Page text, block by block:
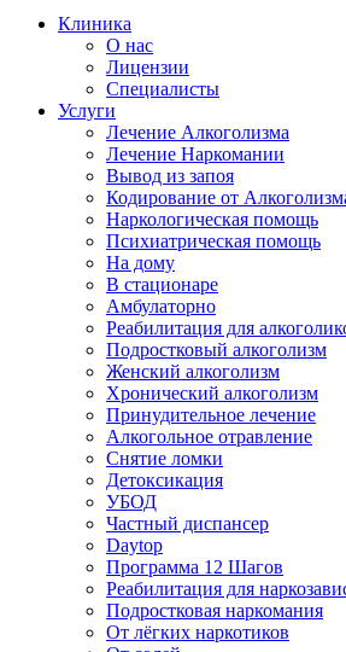
Клиника
О нас
Лицензии
Специалисты
Услуги
Лечение Алкоголизма
Лечение Наркомании
Вывод из запоя
Кодирование от
Наркологическая помощь
Психиатрическая помощь
На дому
В стационаре
Амбулаторно
Реабилитация для
Подростковый алкоголизм
Женский алкоголизм
Хронический алкоголизм
Принудительное лечение
Алкогольное отравление
Снятие ломки
Детоксикация
УБОД
Частный диспансер
Daytop
Программа 12 Шагов
Реабилитация для
Подростковая наркомания
От лёгких наркотиков